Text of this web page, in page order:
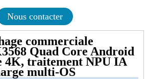
Nous contacter
commerciale
Quad Core Android
4K, traitement NPU IA
multi-OS